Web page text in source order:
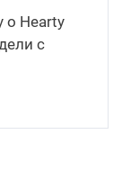
о Hearty
с